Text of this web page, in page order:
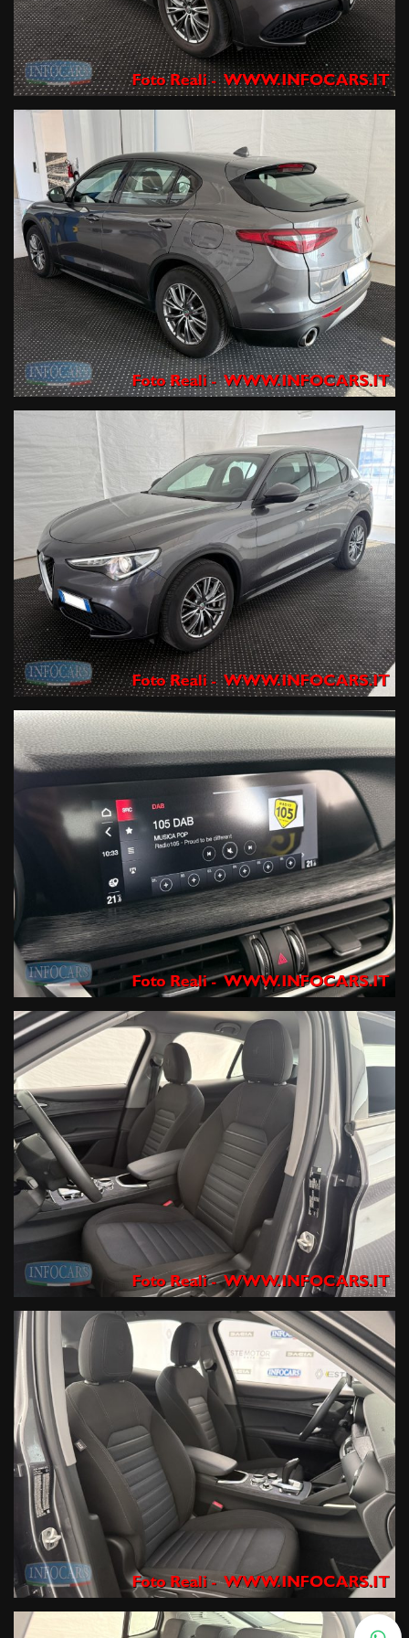
Il veicolo è realmente disponibile presso le nostre 3 sedi di ESTE PD :
1- Viale dell’Industria 10
3- Via Atheste 65 , rivenditore autorizzato ed officina specializzata
per i marchi Renault e Dacia
Prenota il tuo test drive o chiedi informazioni o il numero di targa (
che viene oscurata solo per la privacy del precedente proprietario )
ai nostri consulenti ai seguenti numeri :
Tel. 042950330 oppure 0429603873 Mail info@infocars.it
Se hai un usato da permutare mandaci alcune foto con targa e
breve descrizione del mezzo che ci vuoi rientrare al numero diretto
whatsapp 3891644599, i nostri esperti ti risponderanno con una
valutazione immediata !
I NOSTRI SERVIZI COMPRENDONO :Garanzia legale di conformità
gestita dalle migliori Società di Gestione certificate in Italia di 12
mesi ; estensione della Garanzia fino a 60 mesi a prezzi imbattibili
con primaria compagnia Assicurativa a livello internazionale .
Finanziamenti con le primarie compagnie europee a tassi agevolati
anche con zero anticipo e rate sino a 120 mesi ,
Servizi assicurativi complementari ( Polizze KASKO , furto, incendio ,
cristalli , atti vandalici , protezione del credito, Kasko finanziaria .
Siamo iscritti al RUI (registro intermediari assicurativi ) e IVASS.
Officina Specializzata multimarca ed autorizzata Renault DACIA ,
noleggio a breve termine .
ATTENZIONE: Le informazioni relative ai veicoli pubblicate in questo
portale non rappresentano informazioni precontrattuali previste dal
D.Lgs. 21/2014, ma una semplice indicazione sommaria del veicolo
offerto, che dovrà essere completata da specifiche informazioni
precontrattuali fornite dal Venditore prima che assumiate impegni.
INFOCARS SRL declina ogni responsabilità per eventuali
involontarie incongruenze, che non rappresentano impegno di
acquisto
Le condizioni economiche degli esempi finanziari provengono da
Link esterni , in particolare in termini di tassi applicati (TAN e TAEG)
e importo delle rate mensili, potranno subire variazioni in funzione
della valutazione del suo profilo finanziario effettuata dalla
Finanziaria in fase di istruttoria, o in caso di richiesta di un
prodotto/importo/durata diverso o di adesione ad un prodotto
assicurativo facoltativo.